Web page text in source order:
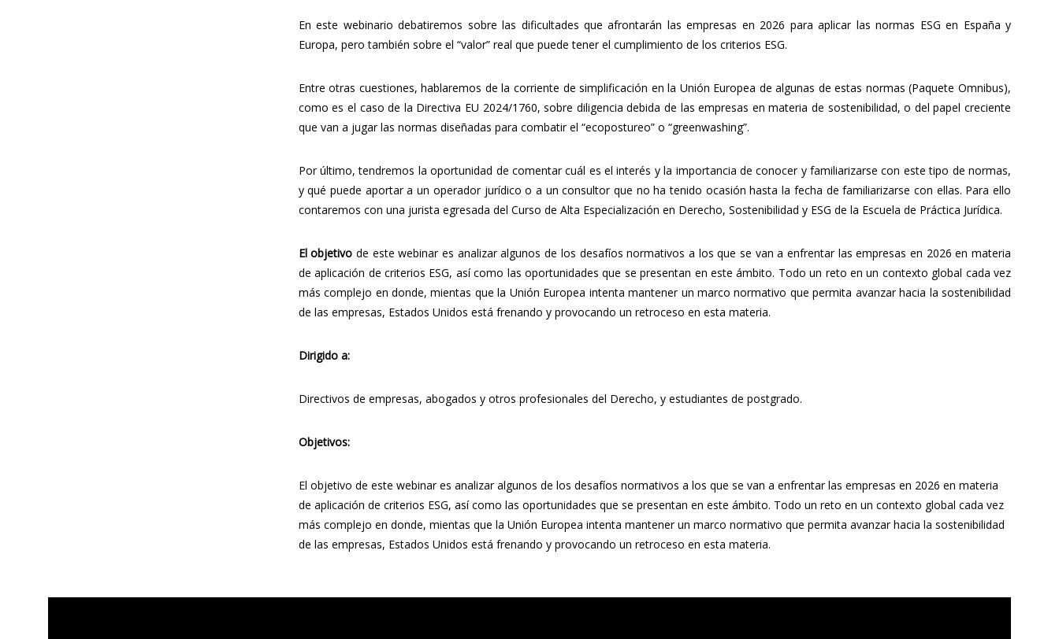
En este webinario debatiremos sobre las dificultades que afrontarán las empresas en 2026 para aplicar las normas ESG en España y
Europa, pero también sobre el “valor” real que puede tener el cumplimiento de los criterios ESG.
Entre otras cuestiones, hablaremos de la corriente de simplificación en la Unión Europea de algunas de estas normas (Paquete Omnibus),
como es el caso de la Directiva EU 2024/1760, sobre diligencia debida de las empresas en materia de sostenibilidad, o del papel creciente
que van a jugar las normas diseñadas para combatir el “ecopostureo” o “greenwashing”.
Por último, tendremos la oportunidad de comentar cuál es el interés y la importancia de conocer y familiarizarse con este tipo de normas,
y qué puede aportar a un operador jurídico o a un consultor que no ha tenido ocasión hasta la fecha de familiarizarse con ellas. Para ello
contaremos con una jurista egresada del Curso de Alta Especialización en Derecho, Sostenibilidad y ESG de la Escuela de Práctica Jurídica.
El objetivode este webinar es analizar algunos de los desafíos normativos a los que se van a enfrentar las empresas en 2026 en materia
de aplicación de criterios ESG, así como las oportunidades que se presentan en este ámbito. Todo un reto en un contexto global cada vez
más complejo en donde, mientas que la Unión Europea intenta mantener un marco normativo que permita avanzar hacia la sostenibilidad
de las empresas, Estados Unidos está frenando y provocando un retroceso en esta materia.
Dirigido a:
Directivos de empresas, abogados y otros profesionales del Derecho, y estudiantes de postgrado.
Objetivos:
El objetivo de este webinar es analizar algunos de los desafíos normativos a los que se van a enfrentar las empresas en 2026 en materia
de aplicación de criterios ESG, así como las oportunidades que se presentan en este ámbito. Todo un reto en un contexto global cada vez
más complejo en donde, mientas que la Unión Europea intenta mantener un marco normativo que permita avanzar hacia la sostenibilidad
de las empresas, Estados Unidos está frenando y provocando un retroceso en esta materia.